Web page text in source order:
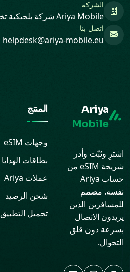
الشركة
Ariya Mobile شركة بلجيكية تخدم أكثر من 200 وجهة.
اتصل بنا
helpdesk@ariya-mobile.eu
Ariya
Mobile
اشترِ وثبّت وأدر
شريحة eSIM من
حساب Ariya
نفسه. مصمم
للمسافرين الذين
يريدون الاتصال
بسرعة دون قلق
التجوال.
المنتج
وجهات eSIM
بطاقات الهدايا
عملات Ariya
شحن الرصيد
تحميل التطبيق